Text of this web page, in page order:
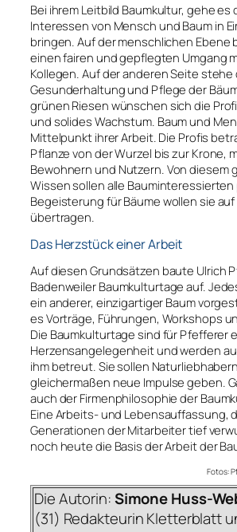
Bei ihrem Leitbild Baumkultur, gehe es
Interessen von Mensch und Baum in
bringen. Auf der menschlichen Ebene
einen fairen und gepflegten Umgang
Kollegen. Auf der anderen Seite stehe
Gesunderhaltung und Pflege der
grünen Riesen wünschen sich die
und solides Wachstum. Baum und
Mittelpunkt ihrer Arbeit. Die Profis
Pflanze von der Wurzel bis zur Krone,
Bewohnern und Nutzern. Von diesem
Wissen sollen alle
Begeisterung für Bäume wollen sie
übertragen.
Das Herzstück einer Arbeit
Auf diesen Grundsätzen baute Ulrich
Badenweiler Baumkulturtage auf.
ein anderer, einzigartiger Baum
es Vorträge, Führungen, Workshops
Die Baumkulturtage sind für Pfefferer
Herzensangelegenheit und werden
ihm betreut. Sie sollen
gleichermaßen neue Impulse geben.
auch der Firmenphilosophie der
Eine Arbeits- und Lebensauffassung,
Generationen der Mitarbeiter tief
noch heute die Basis der Arbeit der
Fotos:
Die Autorin:Simone Huss-
(31) Redakteurin Kletterblatt